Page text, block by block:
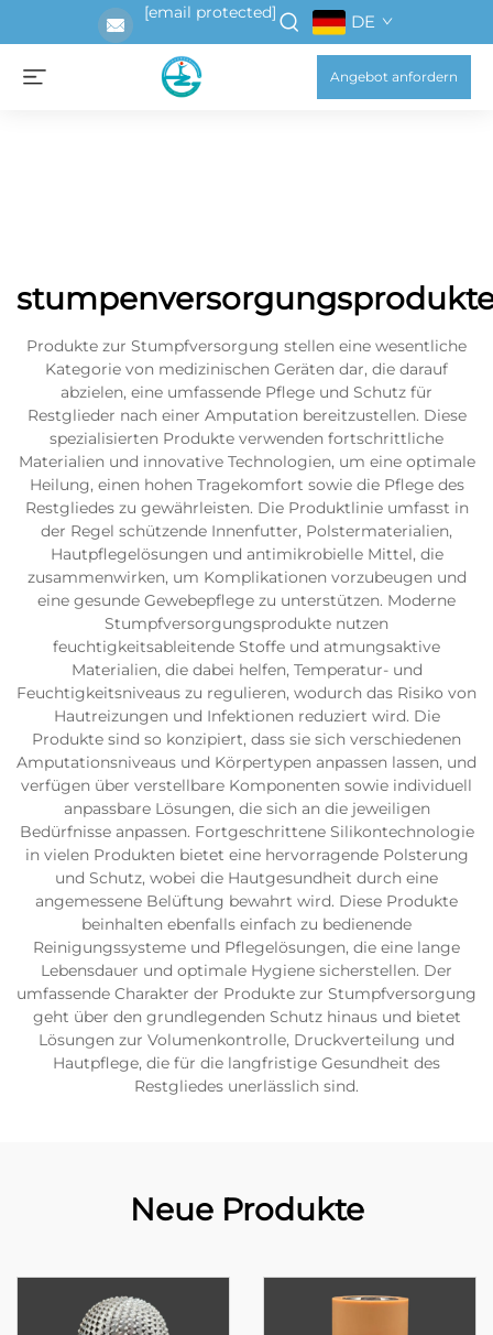
[email protected] DE
Angebot anfordern
Produkte zur Stumpfversorgung stellen eine wesentliche
Kategorie von medizinischen Geräten dar, die darauf
abzielen, eine umfassende Pflege und Schutz für
Restglieder nach einer Amputation bereitzustellen. Diese
spezialisierten Produkte verwenden fortschrittliche
Materialien und innovative Technologien, um eine optimale
Heilung, einen hohen Tragekomfort sowie die Pflege des
Restgliedes zu gewährleisten. Die Produktlinie umfasst in
der Regel schützende Innenfutter, Polstermaterialien,
Hautpflegelösungen und antimikrobielle Mittel, die
zusammenwirken, um Komplikationen vorzubeugen und
eine gesunde Gewebepflege zu unterstützen. Moderne
Stumpfversorgungsprodukte nutzen
feuchtigkeitsableitende Stoffe und atmungsaktive
Materialien, die dabei helfen, Temperatur- und
Feuchtigkeitsniveaus zu regulieren, wodurch das Risiko von
Hautreizungen und Infektionen reduziert wird. Die
Produkte sind so konzipiert, dass sie sich verschiedenen
Amputationsniveaus und Körpertypen anpassen lassen, und
verfügen über verstellbare Komponenten sowie individuell
anpassbare Lösungen, die sich an die jeweiligen
Bedürfnisse anpassen. Fortgeschrittene Silikontechnologie
in vielen Produkten bietet eine hervorragende Polsterung
und Schutz, wobei die Hautgesundheit durch eine
angemessene Belüftung bewahrt wird. Diese Produkte
beinhalten ebenfalls einfach zu bedienende
Reinigungssysteme und Pflegelösungen, die eine lange
Lebensdauer und optimale Hygiene sicherstellen. Der
umfassende Charakter der Produkte zur Stumpfversorgung
geht über den grundlegenden Schutz hinaus und bietet
Lösungen zur Volumenkontrolle, Druckverteilung und
Hautpflege, die für die langfristige Gesundheit des
Restgliedes unerlässlich sind.
Neue Produkte